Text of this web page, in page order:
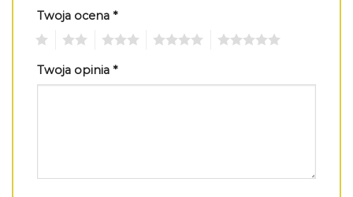
Twoja ocena *
Twoja opinia *